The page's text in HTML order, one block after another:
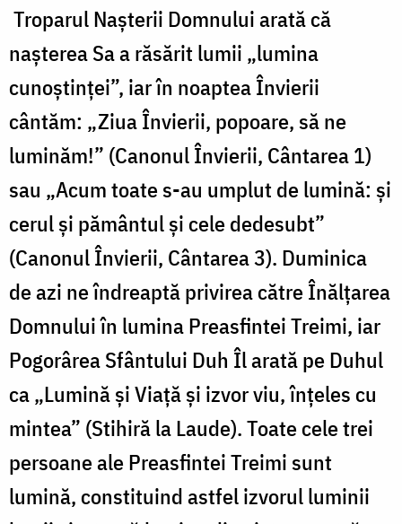
Troparul Nașterii Domnului arată că
nașterea Sa a răsărit lumii „lumina
cunoștinței”, iar în noaptea Învierii
cântăm: „Ziua Învierii, popoare, să ne
luminăm!” (Canonul Învierii, Cântarea 1)
sau „Acum toate s-au umplut de lumină: și
cerul și pământul și cele dedesubt”
(Canonul Învierii, Cântarea 3). Duminica
de azi ne îndreaptă privirea către Înălțarea
Domnului în lumina Preasfintei Treimi, iar
Pogorârea Sfântului Duh Îl arată pe Duhul
ca „Lumină și Viață și izvor viu, înțeles cu
mintea” (Stihiră la Laude). Toate cele trei
persoane ale Preasfintei Treimi sunt
lumină, constituind astfel izvorul luminii